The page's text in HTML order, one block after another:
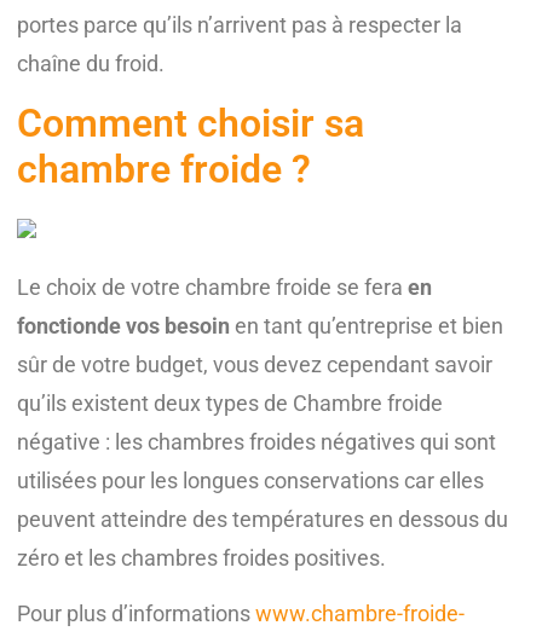
portes parce qu’ils n’arrivent pas à respecter la
chaîne du froid.
Comment choisir sa
chambre froide ?
Le choix de votre chambre froide se fera en
fonctionde vos besoin en tant qu’entreprise et bien
sûr de votre budget, vous devez cependant savoir
qu’ils existent deux types de Chambre froide
négative : les chambres froides négatives qui sont
utilisées pour les longues conservations car elles
peuvent atteindre des températures en dessous du
zéro et les chambres froides positives.
Pour plus d’informationswww.chambre-froide-